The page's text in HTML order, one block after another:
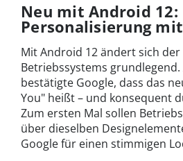
Neu mit Android 12:
Personalisierung
Mit Android 12 ändert sich
Betriebssystems grundlegend.
bestätigte Google, dass das
You" heißt – und konsequent
Zum ersten Mal sollen
über dieselben
Google für einen stimmigen